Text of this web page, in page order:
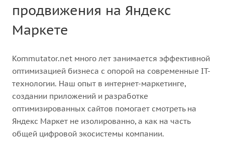
продвижения на Яндекс
Маркете
Kommutator.net много лет занимается эффективной
оптимизацией бизнеса с опорой на современные IT-
технологии. Наш опыт в интернет-маркетинге,
создании приложений и разработке
оптимизированных сайтов помогает смотреть на
Яндекс Маркет не изолированно, а как на часть
общей цифровой экосистемы компании.